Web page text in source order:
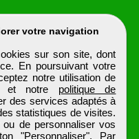
votre navigation
sur son site, dont
En poursuivant votre
notre utilisation de
et notre politique de
des services adaptés à
statistiques de visites.
de personnaliser vos
"Personnaliser". Par